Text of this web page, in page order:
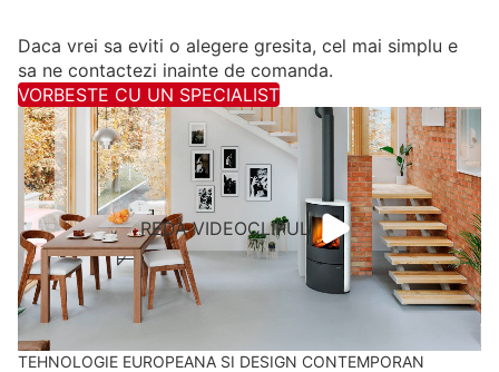
Daca vrei sa eviti o alegere gresita, cel mai simplu e
sa ne contactezi inainte de comanda.
VORBESTE CU UN SPECIALIST
REDA VIDEOCLIPUL
TEHNOLOGIE EUROPEANA SI DESIGN CONTEMPORAN